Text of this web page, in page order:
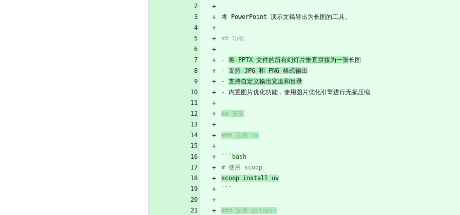
将 PowerPoint 演示文稿导出为长图的工具。
## 功能
- 将 PPTX 文件的所有幻灯片垂直拼接为一张长图
- 支持 JPG 和 PNG 格式输出
- 支持自定义输出宽度和目录
- 内置图片优化功能，使用图片优化引擎进行无损压缩
## 安装
### 安装 uv
```bash
# 使用 scoop
scoop install uv
```
### 安装 pptopic